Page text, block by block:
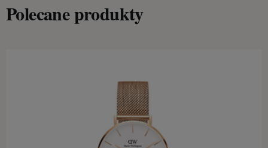
Polecane produkty